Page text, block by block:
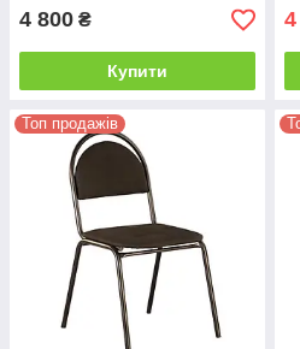
4 800 ₴
Купити
Топ продажів